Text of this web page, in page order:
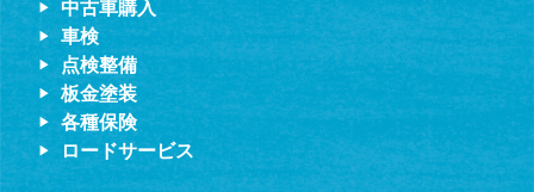
中古車購入
車検
点検整備
板金塗装
各種保険
ロードサービス